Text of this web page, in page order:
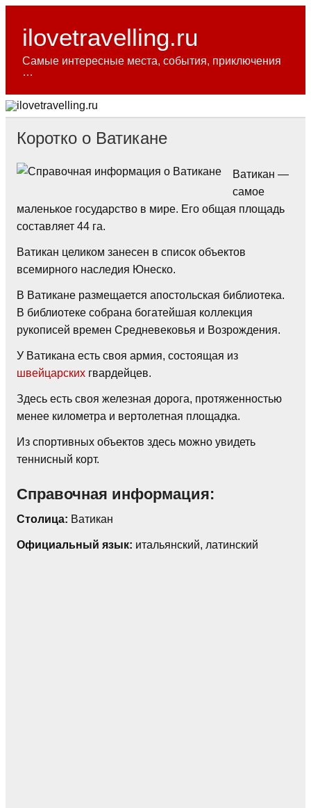
Skip
contentilovetravelling.ru
Самые интересные места, события, приключения
…
Коротко о Ватикане
Ватикан —
самое
маленькое государство в мире. Его общая площадь
составляет 44 га.
Ватикан целиком занесен в список объектов
всемирного наследия Юнеско.
В Ватикане размещается апостольская библиотека.
В библиотеке собрана богатейшая коллекция
рукописей времен Средневековья и Возрождения.
У Ватикана есть своя армия, состоящая из
швейцарских гвардейцев.
Здесь есть своя железная дорога, протяженностью
менее километра и вертолетная площадка.
Из спортивных объектов здесь можно увидеть
теннисный корт.
Справочная информация:
Столица: Ватикан
Официальный язык: итальянский, латинский